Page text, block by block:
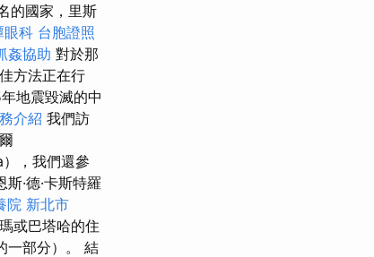
的國家，里斯
眼科 台胞證照
姦協助 對於那
方法正在行
地震毀滅的中
介紹 我們訪
，我們還參
·德·卡斯特羅
院 新北市
或巴塔哈的住
一部分）。 結